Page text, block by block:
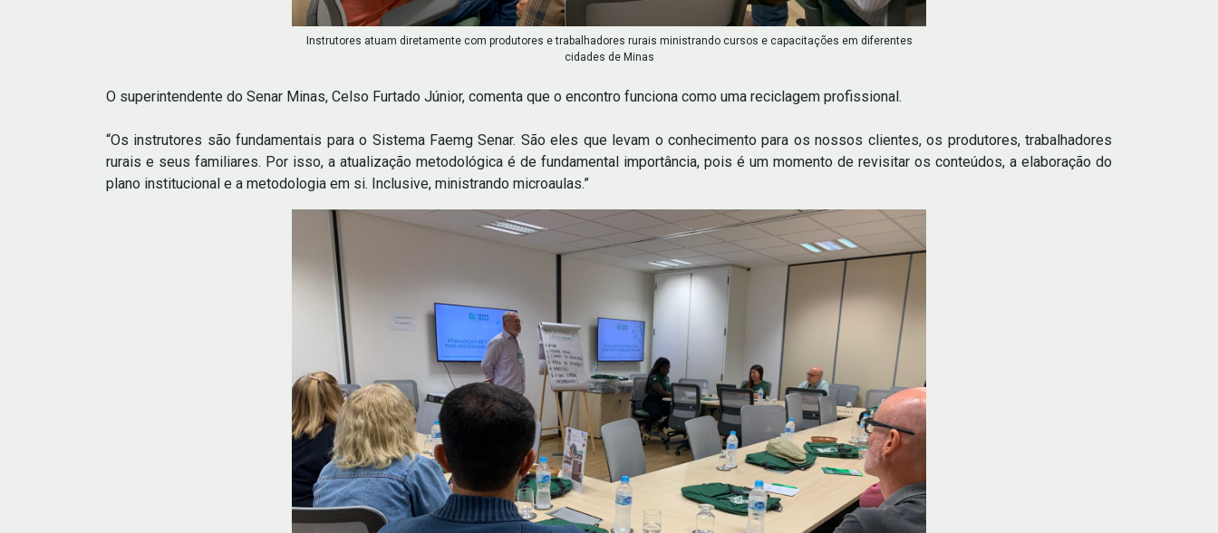
Instrutores atuam diretamente com produtores e trabalhadores rurais ministrando cursos e capacitações em diferentes
cidades de Minas
O superintendente do Senar Minas, Celso Furtado Júnior, comenta que o encontro funciona como uma reciclagem profissional.
“Os instrutores são fundamentais para o Sistema Faemg Senar. São eles que levam o conhecimento para os nossos clientes, os produtores, trabalhadores
rurais e seus familiares. Por isso, a atualização metodológica é de fundamental importância, pois é um momento de revisitar os conteúdos, a elaboração do
plano institucional e a metodologia em si. Inclusive, ministrando microaulas.”